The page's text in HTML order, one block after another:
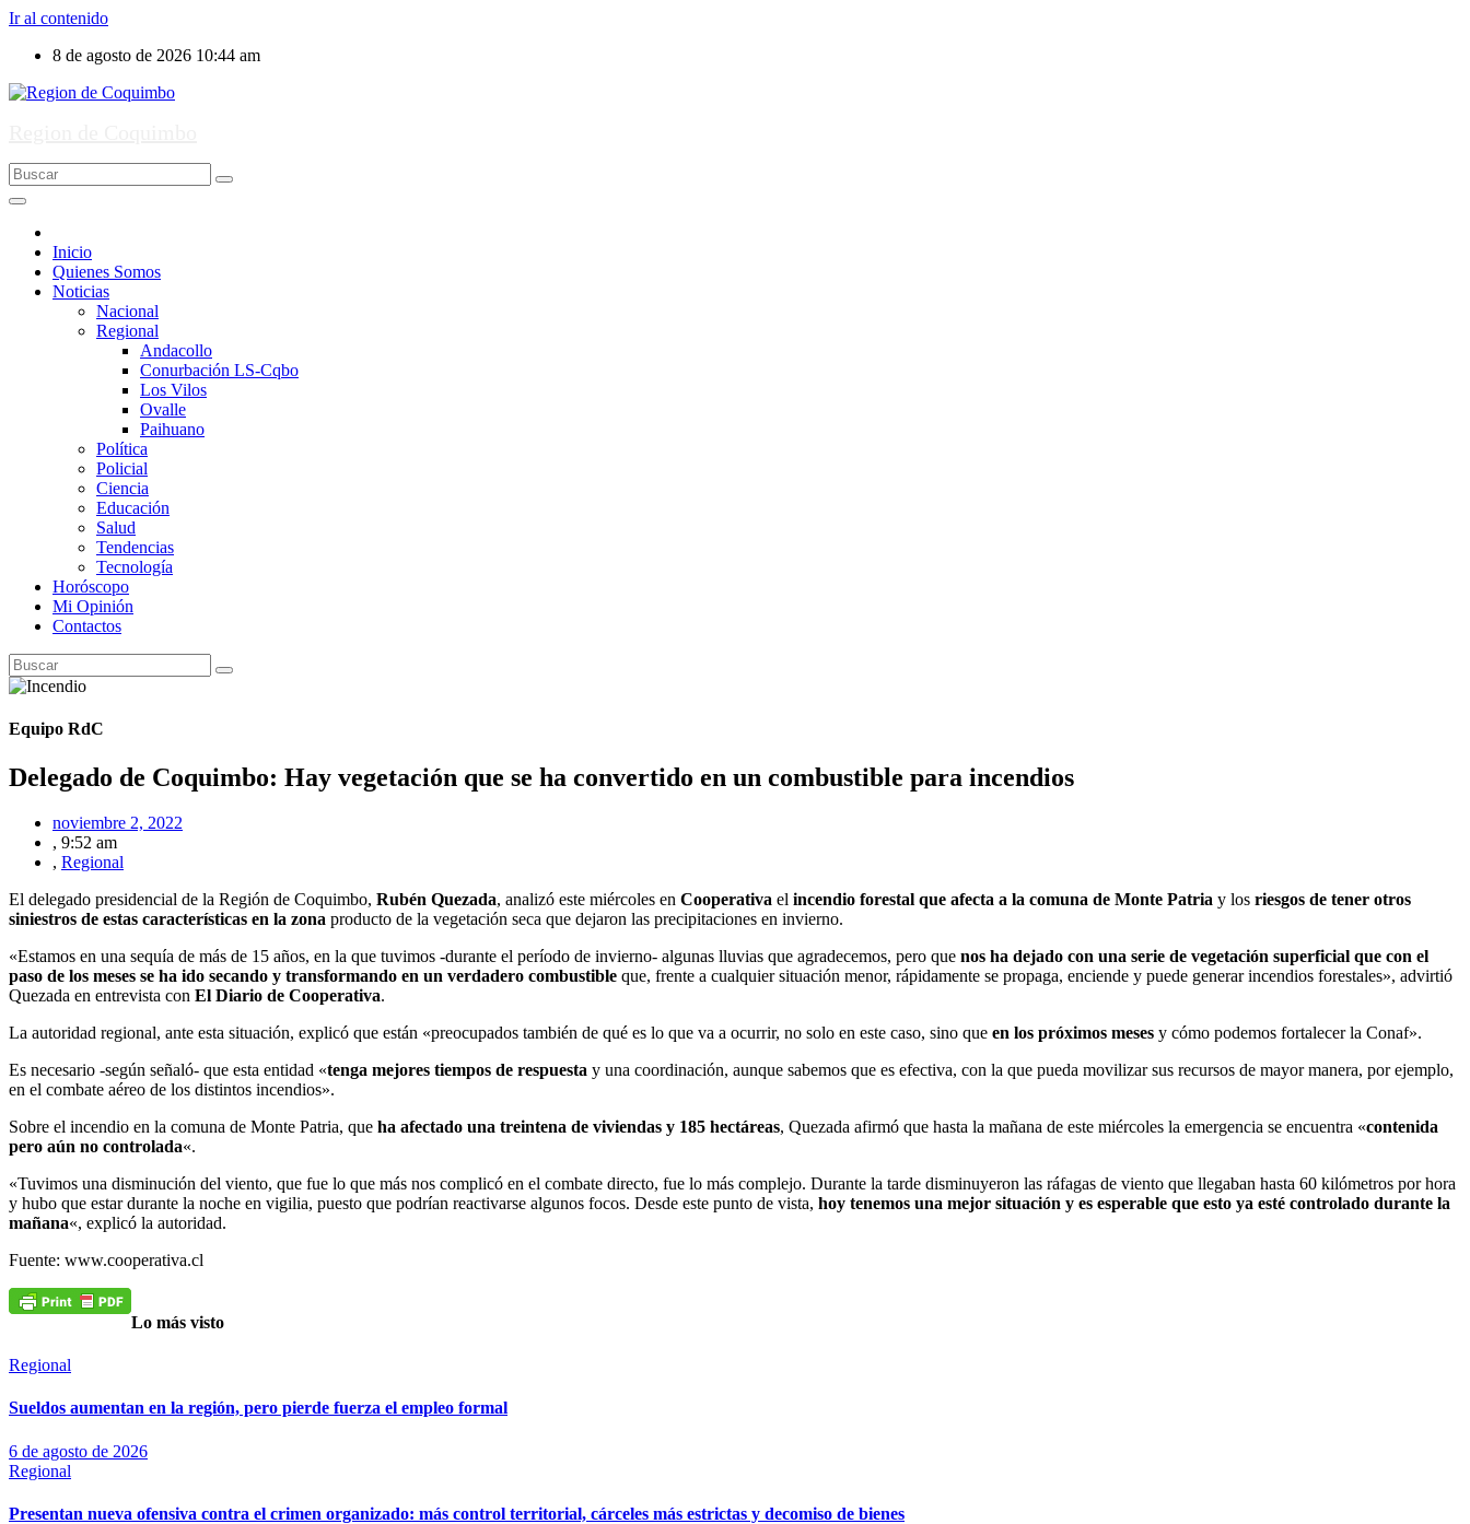
Ir al contenido
8 de agosto de 2026 10:44 am
Inicio
Quienes Somos
Noticias
Nacional
Regional
Andacollo
Conurbación LS-Cqbo
Los Vilos
Ovalle
Paihuano
Política
Policial
Ciencia
Educación
Salud
Tendencias
Tecnología
Horóscopo
Mi Opinión
Contactos
Equipo RdC
Delegado de Coquimbo: Hay vegetación que se ha convertido en un combustible para incendios
noviembre 2, 2022
, 9:52 am
, Regional
El delegado presidencial de la Región de Coquimbo, Rubén Quezada, analizó este miércoles en Cooperativa el incendio forestal que afecta a la comuna de Monte Patria y los riesgos de tener otros
siniestros de estas características en la zona producto de la vegetación seca que dejaron las precipitaciones en invierno.
«Estamos en una sequía de más de 15 años, en la que tuvimos -durante el período de invierno- algunas lluvias que agradecemos, pero que nos ha dejado con una serie de vegetación superficial que con el
paso de los meses se ha ido secando y transformando en un verdadero combustible que, frente a cualquier situación menor, rápidamente se propaga, enciende y puede generar incendios forestales», advirtió
Quezada en entrevista con El Diario de Cooperativa.
La autoridad regional, ante esta situación, explicó que están «preocupados también de qué es lo que va a ocurrir, no solo en este caso, sino que en los próximos meses y cómo podemos fortalecer la Conaf».
Es necesario -según señaló- que esta entidad «tenga mejores tiempos de respuesta y una coordinación, aunque sabemos que es efectiva, con la que pueda movilizar sus recursos de mayor manera, por ejemplo,
en el combate aéreo de los distintos incendios».
Sobre el incendio en la comuna de Monte Patria, que ha afectado una treintena de viviendas y 185 hectáreas, Quezada afirmó que hasta la mañana de este miércoles la emergencia se encuentra «contenida
pero aún no controlada«.
«Tuvimos una disminución del viento, que fue lo que más nos complicó en el combate directo, fue lo más complejo. Durante la tarde disminuyeron las ráfagas de viento que llegaban hasta 60 kilómetros por hora
y hubo que estar durante la noche en vigilia, puesto que podrían reactivarse algunos focos. Desde este punto de vista, hoy tenemos una mejor situación y es esperable que esto ya esté controlado durante la
mañana«, explicó la autoridad.
Fuente: www.cooperativa.cl
Lo más visto
Regional
Sueldos aumentan en la región, pero pierde fuerza el empleo formal
6 de agosto de 2026
Regional
Presentan nueva ofensiva contra el crimen organizado: más control territorial, cárceles más estrictas y decomiso de bienes